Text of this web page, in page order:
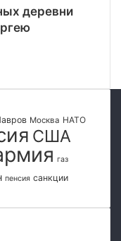
деревни
Москва НАТО
США
газ
пенсия санкции